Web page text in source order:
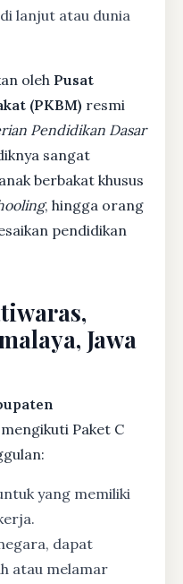
lanjut atau dunia
oleh Pusat
(PKBM) resmi
Pendidikan Dasar
sangat
berbakat khusus
, hingga orang
pendidikan
Jawa
mengikuti Paket C
yang memiliki
dapat
atau melamar